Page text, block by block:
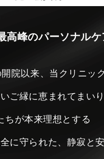
高峰のパーソナル
院以来、当クリニッ
ご縁に恵まれてまい
ちが本来理想とする
全に守られた、静寂と